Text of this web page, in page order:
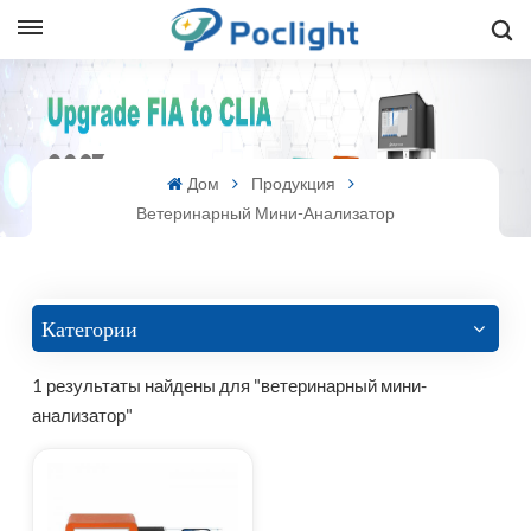
Дом
Продукция
Ветеринарный Мини-Анализатор
Категории
1 результаты найдены для "ветеринарный мини-
анализатор"